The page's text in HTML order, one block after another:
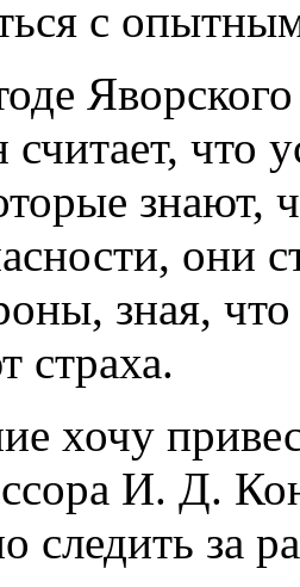
с
что
знают,
они
зная,
страха.
хочу
И. Д.
следить за